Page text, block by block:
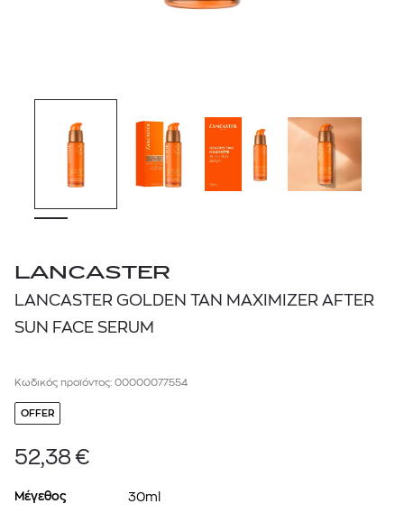
LANCASTER
LANCASTER GOLDEN TAN MAXIMIZER AFTER
SUN FACE SERUM
Κωδικός προϊόντος: 00000077554
OFFER
52,38 €
Μέγεθος 30ml